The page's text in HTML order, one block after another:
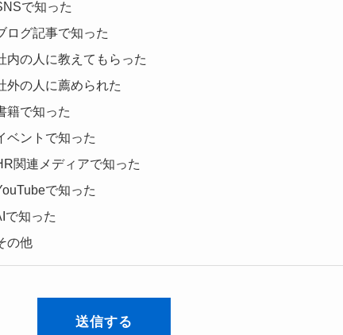
で知った
ログ記事で知った
内の人に教えてもらった
外の人に薦められた
籍で知った
ベントで知った
関連メディアで知った
で知った
で知った
の他